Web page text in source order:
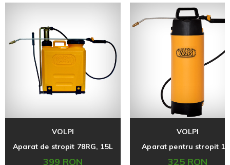
VOLPI
Aparat de stropit 78RG, 15L
399 RON
VOLPI
Aparat pentru stropit
325 RON